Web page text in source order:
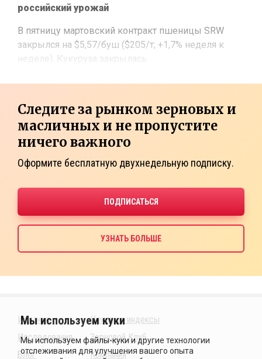
российский урожай
В пятницу мартовский контракт пшеницы SRW
закрылся на $5,57/буш ($205/т; +1,7% неделя к
неделе). Кукуруза закрылась
Следите за рынком зерновых и
масличных и не пропустите
ничего важного
Оформите бесплатную двухнедельную подписку.
Издания
Исследования
Блог
Ценовые индексы
Зерновой Клуб
Компания